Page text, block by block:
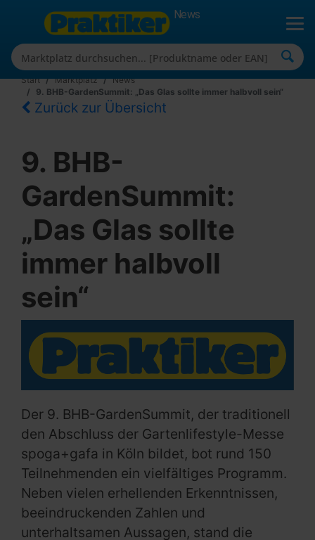
News
Start Marktplatz
News
9. BHB-GardenSummit: „Das Glas sollte immer halbvoll sein“
Zurück zur Übersicht
9. BHB-
GardenSummit:
„Das Glas sollte
immer halbvoll
sein“
Der 9. BHB-GardenSummit, der traditionell
den Abschluss der Gartenlifestyle-Messe
spoga+gafa in Köln bildet, bot rund 150
Teilnehmenden ein vielfältiges Programm.
Neben vielen erhellenden Erkenntnissen,
beeindruckenden Zahlen und
unterhaltsamen Aussagen, stand die